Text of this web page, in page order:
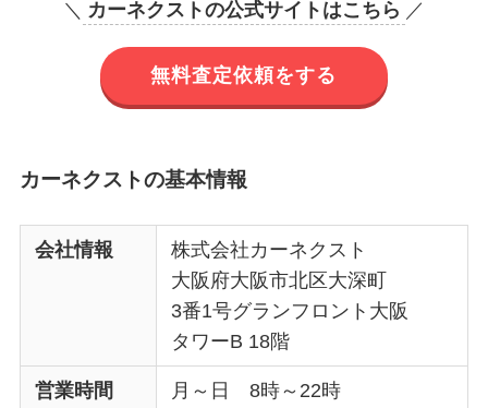
＼ カーネクストの公式サイトはこちら ／
無料査定依頼をする
カーネクストの基本情報
会社情報
株式会社カーネクスト
大阪府大阪市北区大深町
3番1号グランフロント大阪
タワーB 18階
営業時間
月～日 8時～22時